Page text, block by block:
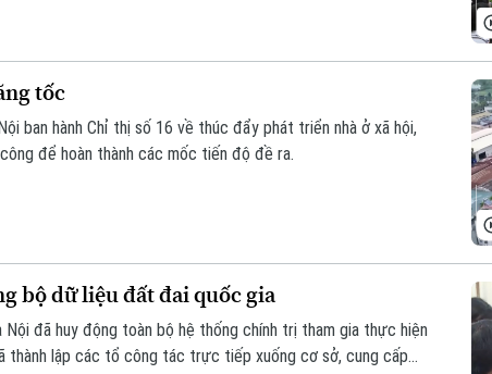
tốc
ban hành Chỉ thị số 16 về thúc đẩy phát triển nhà ở xã hội,
để hoàn thành các mốc tiến độ đề ra.
bộ dữ liệu đất đai quốc gia
đã huy động toàn bộ hệ thống chính trị tham gia thực hiện
thành lập các tổ công tác trực tiếp xuống cơ sở, cung cấp